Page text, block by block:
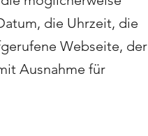
die Uhrzeit, die
Webseite, der
Ausnahme für